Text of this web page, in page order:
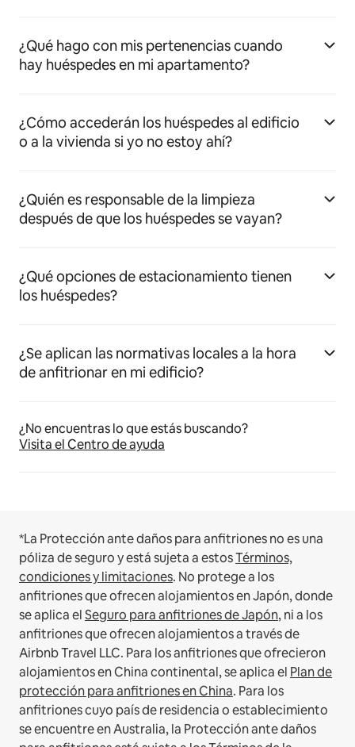
¿Qué hago con mis pertenencias cuando
hay huéspedes en mi apartamento?
¿Cómo accederán los huéspedes al edificio
o a la vivienda si yo no estoy ahí?
¿Quién es responsable de la limpieza
después de que los huéspedes se vayan?
¿Qué opciones de estacionamiento tienen
los huéspedes?
¿Se aplican las normativas locales a la hora
de anfitrionar en mi edificio?
¿No encuentras lo que estás buscando?
Visita el Centro de ayuda
*La Protección ante daños para anfitriones no es una
póliza de seguro y está sujeta a estosTérminos,
condiciones y limitaciones. No protege a los
anfitriones que ofrecen alojamientos en Japón, donde
se aplica elSeguro para anfitriones de Japón, ni a los
anfitriones que ofrecen alojamientos a través de
Airbnb Travel LLC. Para los anfitriones que ofrecieron
alojamientos en China continental, se aplica el Plan de
protección para anfitriones en China. Para los
anfitriones cuyo país de residencia o establecimiento
se encuentre en Australia, la Protección ante daños